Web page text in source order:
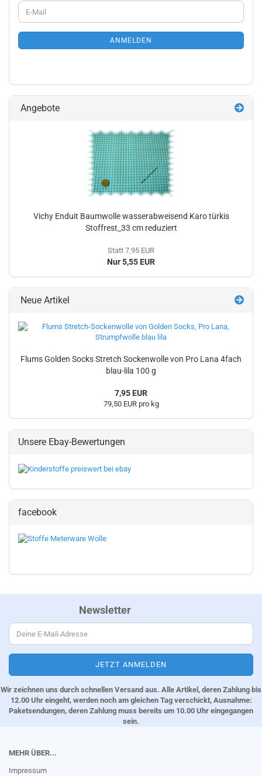
WEITER
ZUR
ANMELDUNG
E-
Mail
ANMELDEN
Angebote
Vichy Enduit Baumwolle wasserabweisend Karo türkis
Stoffrest_33 cm reduziert
Statt 7,95 EUR
Nur 5,55 EUR
Neue Artikel
Flums Golden Socks Stretch Sockenwolle von Pro Lana 4fach
blau-lila 100 g
7,95 EUR
79,50 EUR pro kg
Unsere Ebay-Bewertungen
facebook
Newsletter
Wir zeichnen uns durch schnellen Versand aus. Alle Artikel, deren Zahlung bis
12.00 Uhr eingeht, werden noch am gleichen Tag verschickt, Ausnahme:
Paketsendungen, deren Zahlung muss bereits um 10.00 Uhr eingegangen
sein.
MEHR ÜBER...
Impressum